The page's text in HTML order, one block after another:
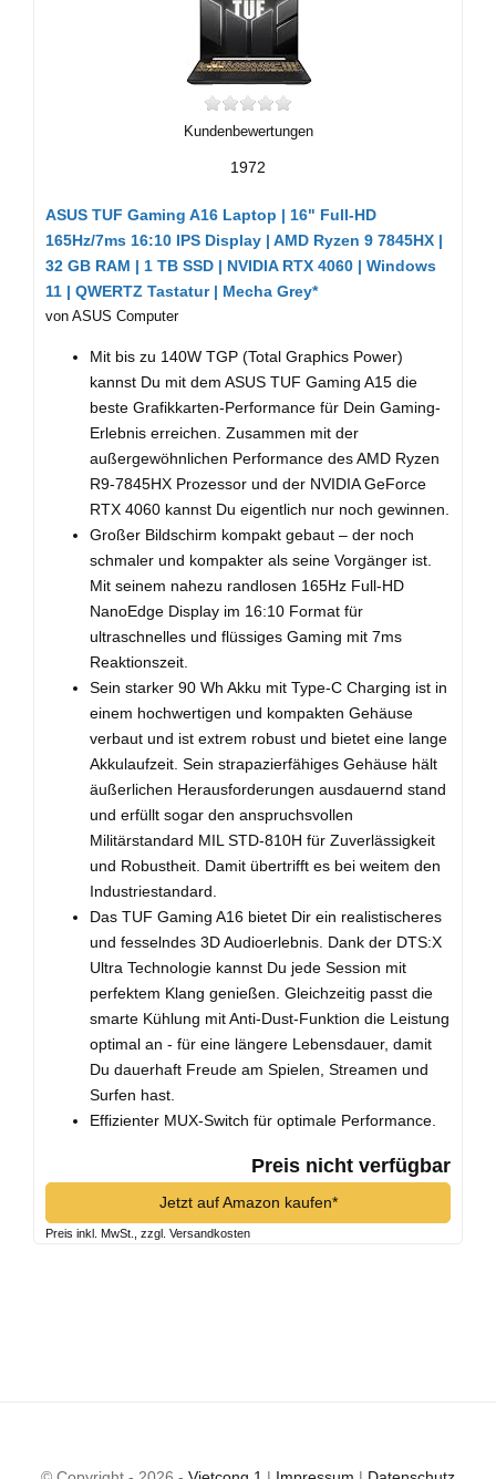
Kundenbewertungen
1972
ASUS TUF Gaming A16 Laptop | 16" Full-HD
165Hz/7ms 16:10 IPS Display | AMD Ryzen 9 7845HX |
32 GB RAM | 1 TB SSD | NVIDIA RTX 4060 | Windows
11 | QWERTZ Tastatur | Mecha Grey*
von ASUS Computer
Mit bis zu 140W TGP (Total Graphics Power)
kannst Du mit dem ASUS TUF Gaming A15 die
beste Grafikkarten-Performance für Dein Gaming-
Erlebnis erreichen. Zusammen mit der
außergewöhnlichen Performance des AMD Ryzen
R9-7845HX Prozessor und der NVIDIA GeForce
RTX 4060 kannst Du eigentlich nur noch gewinnen.
Großer Bildschirm kompakt gebaut – der noch
schmaler und kompakter als seine Vorgänger ist.
Mit seinem nahezu randlosen 165Hz Full-HD
NanoEdge Display im 16:10 Format für
ultraschnelles und flüssiges Gaming mit 7ms
Reaktionszeit.
Sein starker 90 Wh Akku mit Type-C Charging ist in
einem hochwertigen und kompakten Gehäuse
verbaut und ist extrem robust und bietet eine lange
Akkulaufzeit. Sein strapazierfähiges Gehäuse hält
äußerlichen Herausforderungen ausdauernd stand
und erfüllt sogar den anspruchsvollen
Militärstandard MIL STD-810H für Zuverlässigkeit
und Robustheit. Damit übertrifft es bei weitem den
Industriestandard.
Das TUF Gaming A16 bietet Dir ein realistischeres
und fesselndes 3D Audioerlebnis. Dank der DTS:X
Ultra Technologie kannst Du jede Session mit
perfektem Klang genießen. Gleichzeitig passt die
smarte Kühlung mit Anti-Dust-Funktion die Leistung
optimal an - für eine längere Lebensdauer, damit
Du dauerhaft Freude am Spielen, Streamen und
Surfen hast.
Effizienter MUX-Switch für optimale Performance.
Preis nicht verfügbar
Jetzt auf Amazon kaufen*
Preis inkl. MwSt., zzgl. Versandkosten